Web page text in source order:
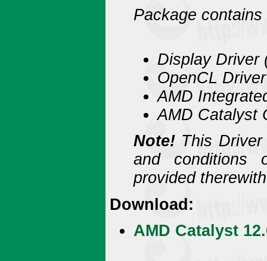
Package
Display Driver
OpenCL Driver
AMD
AMD Catalyst
Note! This
and conditions
provided therewith
Download:
AMD Catalyst